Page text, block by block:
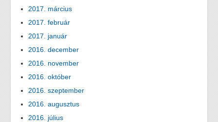
2017. március
2017. február
2017. január
2016. december
2016. november
2016. október
2016. szeptember
2016. augusztus
2016. július